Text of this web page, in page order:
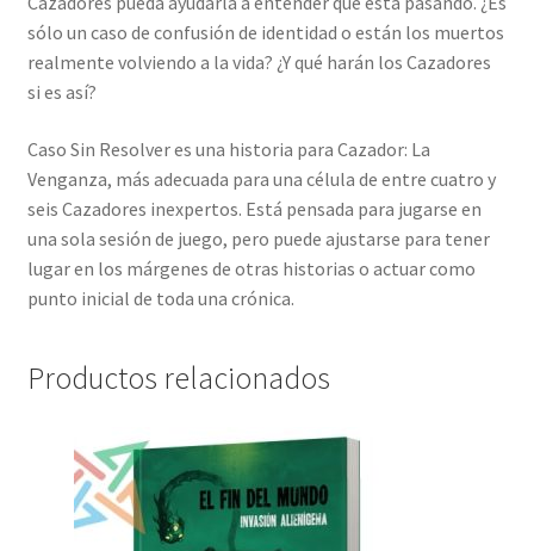
sólo un caso de confusión de identidad o están los muertos
realmente volviendo a la vida? ¿Y qué harán los Cazadores
si es así?
Caso Sin Resolver es una historia para Cazador: La
Venganza, más adecuada para una célula de entre cuatro y
seis Cazadores inexpertos. Está pensada para jugarse en
una sola sesión de juego, pero puede ajustarse para tener
lugar en los márgenes de otras historias o actuar como
punto inicial de toda una crónica.
Productos relacionados